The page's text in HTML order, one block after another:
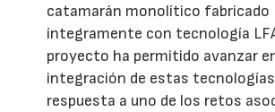
catamarán monolítico fabricado
íntegramente con tecnología
proyecto ha permitido avanzar
integración de estas
respuesta a uno de los retos